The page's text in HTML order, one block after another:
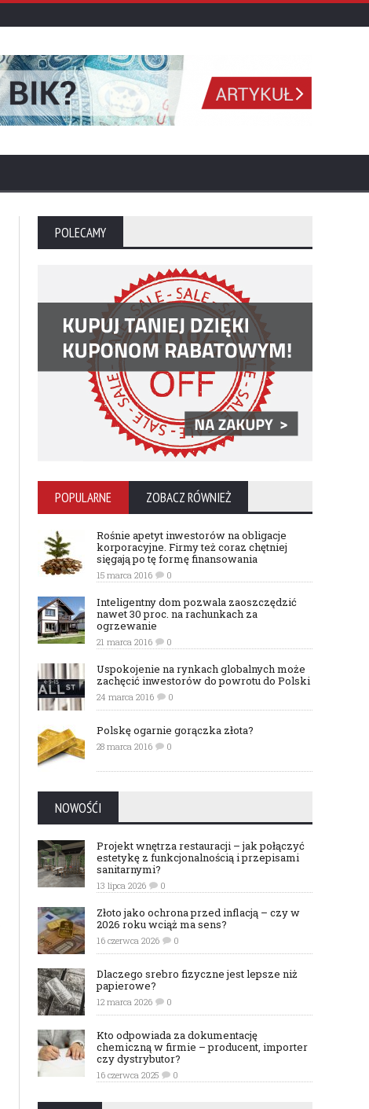
POLECAMY
POPULARNE ZOBACZ RÓWNIEŻ
Rośnie apetyt inwestorów na obligacje
korporacyjne. Firmy też coraz chętniej
sięgają po tę formę finansowania
15 marca 2016 0
Inteligentny dom pozwala zaoszczędzić
nawet 30 proc. na rachunkach za
ogrzewanie
21 marca 2016 0
Uspokojenie na rynkach globalnych może
zachęcić inwestorów do powrotu do Polski
24 marca 2016 0
Polskę ogarnie gorączka złota?
28 marca 2016 0
NOWOŚĆI
Projekt wnętrza restauracji – jak połączyć
estetykę z funkcjonalnością i przepisami
sanitarnymi?
13 lipca 2026 0
Złoto jako ochrona przed inflacją – czy w
2026 roku wciąż ma sens?
16 czerwca 2026 0
Dlaczego srebro fizyczne jest lepsze niż
papierowe?
12 marca 2026 0
Kto odpowiada za dokumentację
chemiczną w firmie – producent, importer
czy dystrybutor?
16 czerwca 2025 0